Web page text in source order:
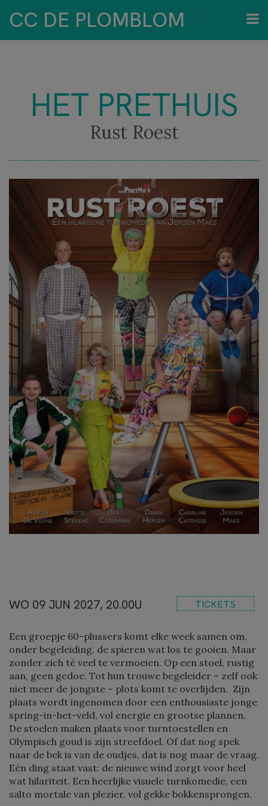
CC DE PLOMBLOM
HET PRETHUIS
Rust Roest
WO 09 JUN 2027, 20.00U TICKETS
Een groepje 60-plussers komt elke week samen om,
onder begeleiding, de spieren wat los te gooien. Maar
zonder zich té veel te vermoeien. Op een stoel, rustig
aan, geen gedoe. Tot hun trouwe begeleider – zelf ook
niet meer de jongste – plots komt te overlijden. Zijn
plaats wordt ingenomen door een enthousiaste jonge
spring-in-het-veld, vol energie en grootse plannen.
De stoelen maken plaats voor turntoestellen en
Olympisch goud is zijn streefdoel. Of dat nog spek
naar de bek is van de oudjes, dat is nog maar de vraag.
Eén ding staat vast: de nieuwe wind zorgt voor heel
wat hilariteit. Een heerlijke visuele turnkomedie, een
salto mortale van plezier, vol gekke bokkensprongen.